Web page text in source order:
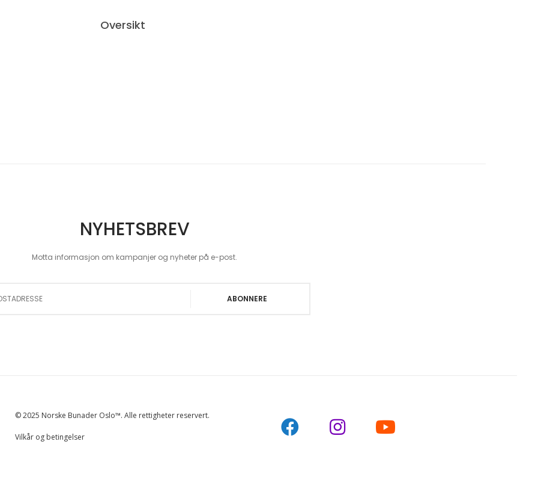
Oversikt
NYHETSBREV
Motta informasjon om kampanjer og nyheter på e-post.
ABONNERE
© 2025 Norske Bunader Oslo™. Alle rettigheter reservert.
Vilkår og betingelser